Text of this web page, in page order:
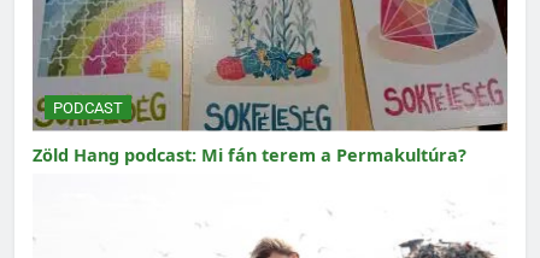
PODCAST
Zöld Hang podcast: Mi fán terem a Permakultúra?